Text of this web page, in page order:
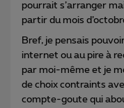
pourrait s’arranger
partir du mois
Bref, je pensais
internet ou au pire à
par moi-même et je
de choix contraints
compte-goute qui